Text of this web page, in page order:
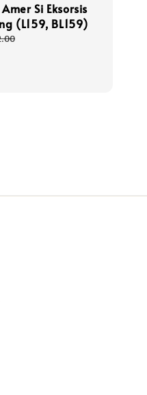
Amer Si Eksorsis
(L159, BL159)